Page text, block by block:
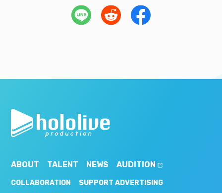
ABOUT TALENT NEWS AUDITION
COLLABORATION
SUPPORT ADVERTISING